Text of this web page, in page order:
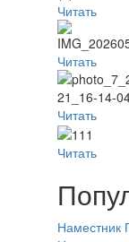
Читать
Читать
Читать
Читать
Наместник